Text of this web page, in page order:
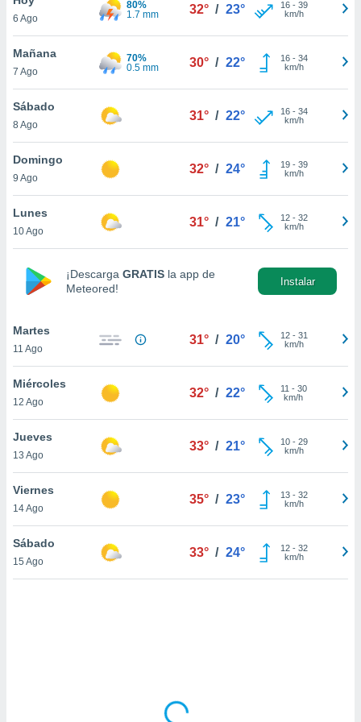
y
en
más
de
cookies
aceptar
de
sitio
de que
sean
para
ni para
6 Ago
80%
1.7 mm
32° / 23° 16- 39
km/h
Mañana
7 Ago
70%
0.5 mm
30° / 22° 16- 34
km/h
Sábado
8 Ago
31° / 22° 16- 34
km/h
Domingo
9 Ago
32° / 24° 19- 39
km/h
Lunes
10 Ago
31° / 21° 12- 32
km/h
¡Descarga GRATIS la app de
Meteored!
Instalar
Martes
11 Ago
31° / 20° 12- 31
km/h
Miércoles
12 Ago
32° / 22° 11 - 30
km/h
Jueves
13 Ago
33° / 21° 10- 29
km/h
Viernes
14 Ago
35° / 23° 13- 32
km/h
Sábado
15 Ago
33° / 24° 12- 32
km/h